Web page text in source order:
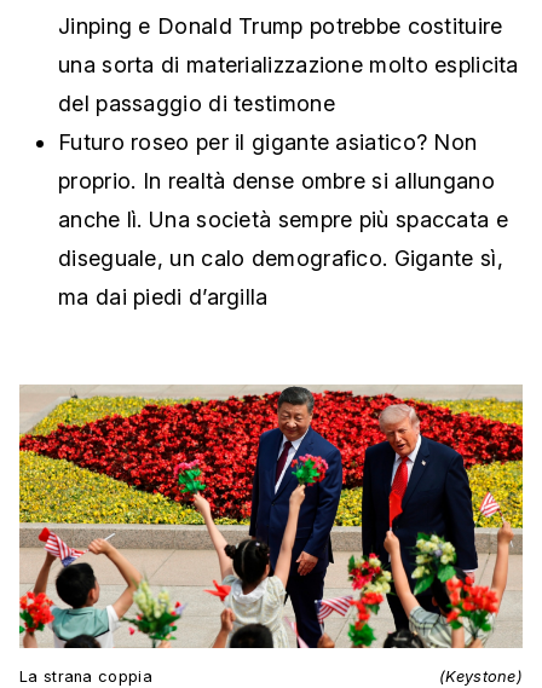
Jinping e Donald Trump potrebbe costituire
una sorta di materializzazione molto esplicita
del passaggio di testimone
Futuro roseo per il gigante asiatico? Non
proprio. In realtà dense ombre si allungano
anche lì. Una società sempre più spaccata e
diseguale, un calo demografico. Gigante sì,
ma dai piedi d’argilla
La strana coppia (Keystone)